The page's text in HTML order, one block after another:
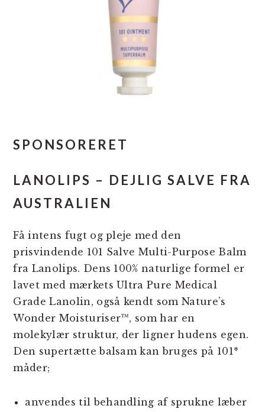
SPONSORERET
LANOLIPS – DEJLIG SALVE FRA
AUSTRALIEN
Få intens fugt og pleje med den
prisvindende 101 Salve Multi-Purpose Balm
fra Lanolips. Dens 100% naturlige formel er
lavet med mærkets Ultra Pure Medical
Grade Lanolin, også kendt som Nature’s
Wonder Moisturiser™, som har en
molekylær struktur, der ligner hudens egen.
Den supertætte balsam kan bruges på 101*
måder;
anvendes til behandling af sprukne læber